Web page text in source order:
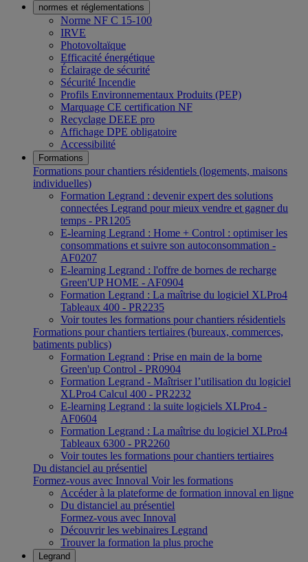
normes et réglementations
Norme NF C 15-100
IRVE
Photovoltaïque
Efficacité énergétique
Éclairage de sécurité
Sécurité Incendie
Profils Environnementaux Produits (PEP)
Marquage CE certification NF
Recyclage DEEE pro
Affichage DPE obligatoire
Accessibilité
Formations
Formations pour chantiers résidentiels (logements, maisons
individuelles)
Formation Legrand : devenir expert des solutions
connectées Legrand pour mieux vendre et gagner du
temps - PR1205
E-learning Legrand : Home + Control : optimiser les
consommations et suivre son autoconsommation -
AF0207
E-learning Legrand : l'offre de bornes de recharge
Green'UP HOME - AF0904
Formation Legrand : La maîtrise du logiciel XLPro4
Tableaux 400 - PR2235
Voir toutes les formations pour chantiers résidentiels
Formations pour chantiers tertiaires (bureaux, commerces,
batiments publics)
Formation Legrand : Prise en main de la borne
Green'up Control - PR0904
Formation Legrand - Maîtriser l’utilisation du logiciel
XLPro4 Calcul 400 - PR2232
E-learning Legrand : la suite logiciels XLPro4 -
AF0604
Formation Legrand : La maîtrise du logiciel XLPro4
Tableaux 6300 - PR2260
Voir toutes les formations pour chantiers tertiaires
Du distanciel au présentiel
Formez-vous avec Innoval Voir les formations
Accéder à la plateforme de formation innoval en ligne
Du distanciel au présentiel
Formez-vous avec Innoval
Découvrir les webinaires Legrand
Trouver la formation la plus proche
Legrand